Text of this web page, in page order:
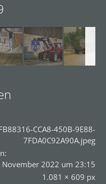
CCA8-450B-9E88-
7FDA0C92A90A.jpeg
November 2022 um 23:15
1.081 × 609 px